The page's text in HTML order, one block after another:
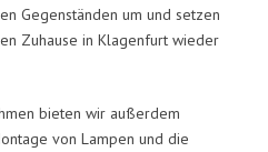
Gegenständen um und setzen
Zuhause in Klagenfurt wieder
bieten wir außerdem
von Lampen und die